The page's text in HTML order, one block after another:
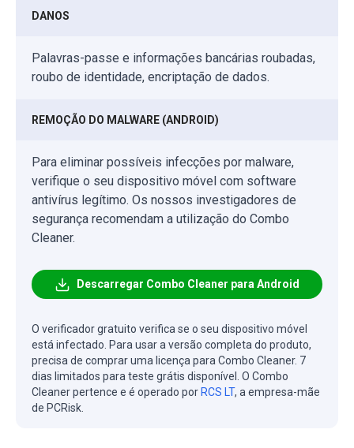
DANOS
Palavras-passe e informações bancárias roubadas,
roubo de identidade, encriptação de dados.
REMOÇÃO DO MALWARE (ANDROID)
Para eliminar possíveis infecções por malware,
verifique o seu dispositivo móvel com software
antivírus legítimo. Os nossos investigadores de
segurança recomendam a utilização do Combo
Cleaner.
Descarregar Combo Cleaner para Android
O verificador gratuito verifica se o seu dispositivo móvel
está infectado. Para usar a versão completa do produto,
precisa de comprar uma licença para Combo Cleaner. 7
dias limitados para teste grátis disponível. O Combo
Cleaner pertence e é operado por RCS LT, a empresa-mãe
de PCRisk.